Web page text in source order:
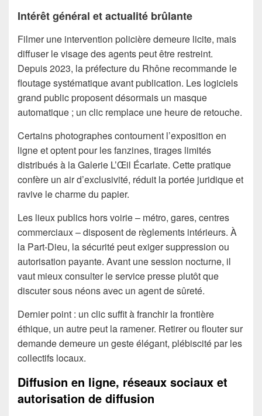
Intérêt général et actualité brûlante
Filmer une intervention policière demeure licite, mais
diffuser le visage des agents peut être restreint.
Depuis 2023, la préfecture du Rhône recommande le
floutage systématique avant publication. Les logiciels
grand public proposent désormais un masque
automatique ; un clic remplace une heure de retouche.
Certains photographes contournent l’exposition en
ligne et optent pour les fanzines, tirages limités
distribués à la Galerie L’Œil Écarlate. Cette pratique
confère un air d’exclusivité, réduit la portée juridique et
ravive le charme du papier.
Les lieux publics hors voirie – métro, gares, centres
commerciaux – disposent de règlements intérieurs. À
la Part-Dieu, la sécurité peut exiger suppression ou
autorisation payante. Avant une session nocturne, il
vaut mieux consulter le service presse plutôt que
discuter sous néons avec un agent de sûreté.
Dernier point : un clic suffit à franchir la frontière
éthique, un autre peut la ramener. Retirer ou flouter sur
demande demeure un geste élégant, plébiscité par les
collectifs locaux.
Diffusion en ligne, réseaux sociaux et
autorisation de diffusion